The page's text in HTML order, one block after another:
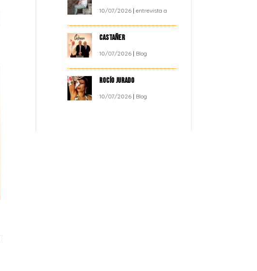
10/07/2026 |entrevista a
CASTAÑER
10/07/2026 | Blog
ROCÍO JURADO
10/07/2026 | Blog